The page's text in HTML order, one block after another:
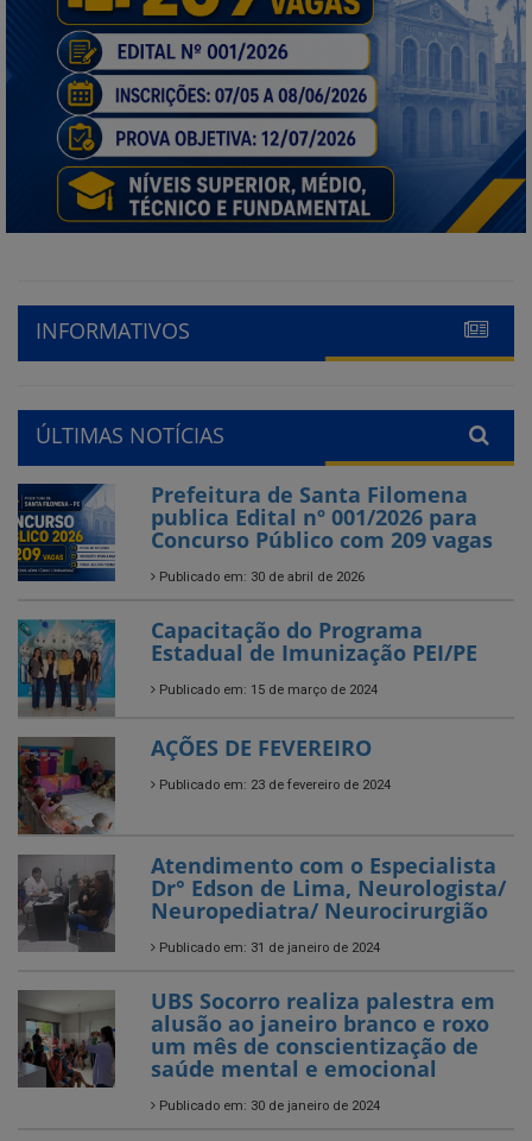
INFORMATIVOS
ÚLTIMAS NOTÍCIAS
Prefeitura de Santa Filomena
publica Edital nº 001/2026 para
Concurso Público com 209 vagas
Publicado em: 30 de abril de 2026
Capacitação do Programa
Estadual de Imunização PEI/PE
Publicado em: 15 de março de 2024
AÇÕES DE FEVEREIRO
Publicado em: 23 de fevereiro de 2024
Atendimento com o Especialista
Dr° Edson de Lima, Neurologista/
Neuropediatra/ Neurocirurgião
Publicado em: 31 de janeiro de 2024
UBS Socorro realiza palestra em
alusão ao janeiro branco e roxo
um mês de conscientização de
saúde mental e emocional
Publicado em: 30 de janeiro de 2024